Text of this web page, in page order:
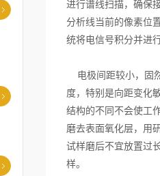
进行谱线扫描，确保
分析线当前的像素位
统将电信号积分并进
电极间距较小，固
度，特别是向距变化
结构的不同不会使工
磨去表面氧化层，用
试样磨后不宜放置过
样。